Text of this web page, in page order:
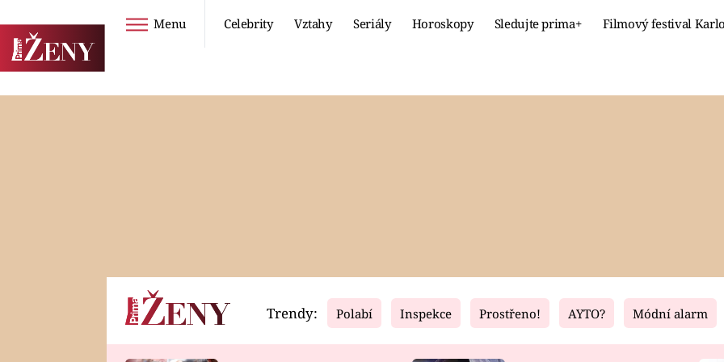
Menu Celebrity Vztahy Seriály Horoskopy Sledujte prima+ Filmový festival
Horoskopy Video Fresh Living
Trendy: Polabí Inspekce Prostřeno! AYTO? Módní alarm